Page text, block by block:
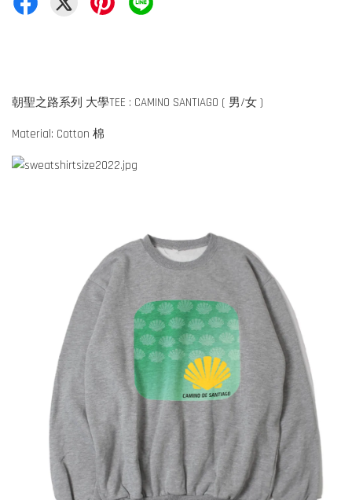
朝聖之路系列 大學TEE : CAMINO SANTIAGO ( 男/女 )
Material: Cotton 棉